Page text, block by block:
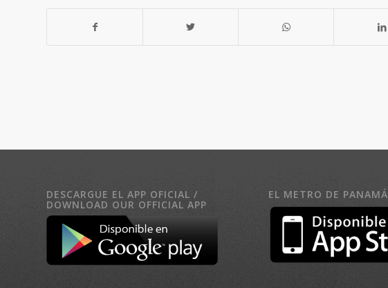
DESCARGUE EL APP OFICIAL /
DOWNLOAD OUR OFFICIAL APP
EL METRO DE PANAMÁ